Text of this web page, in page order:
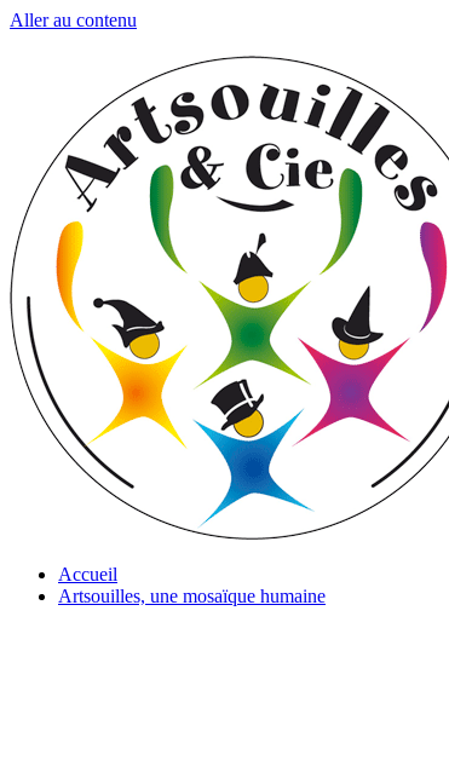
Aller au contenu
Accueil
Artsouilles, une mosaïque humaine